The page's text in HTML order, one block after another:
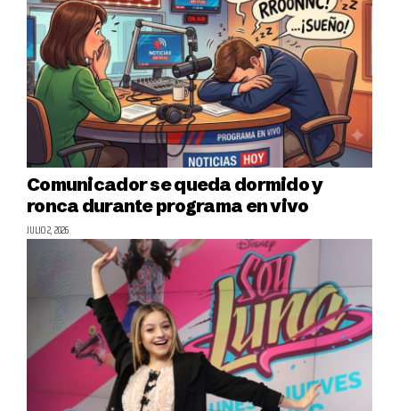
Comunicador se queda dormido y
ronca durante programa en vivo
JULIO 2, 2026